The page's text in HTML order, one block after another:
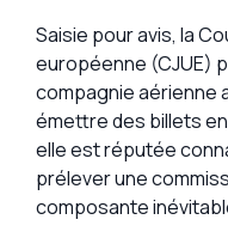
Saisie pour avis, la
européenne (CJUE)
compagnie aérienne
émettre des billets
elle est réputée
prélever une
composante